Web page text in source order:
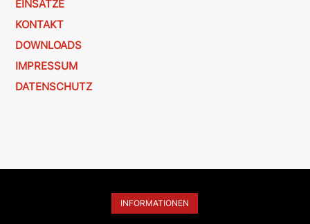
EINSÄTZE
KONTAKT
DOWNLOADS
IMPRESSUM
DATENSCHUTZ
INFORMATIONEN